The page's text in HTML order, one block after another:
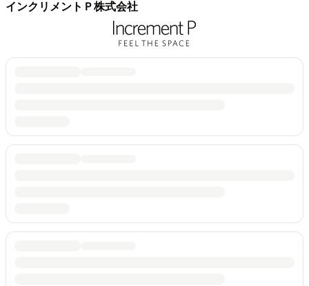
インクリメントＰ株式会社